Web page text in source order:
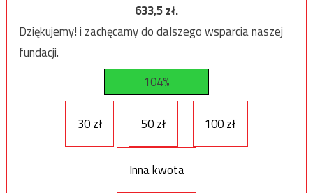
633,5zł.
Dziękujemy! i zachęcamy do dalszego wsparcia naszej
fundacji.
104%
30 zł 50 zł 100 zł
Inna kwota